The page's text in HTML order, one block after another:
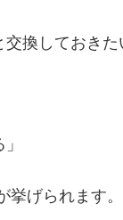
換しておきた
挙げられます。